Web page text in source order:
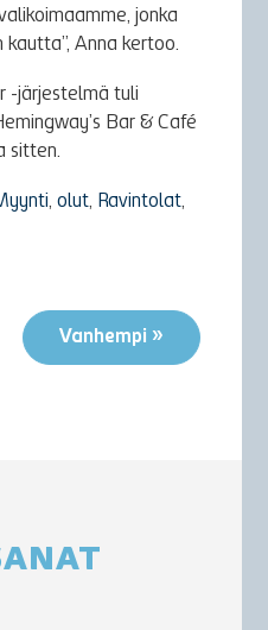
jonka
Anna kertoo.
-järjestelmä tuli
Bar & Café
sitten.
,olut, Ravintolat,
Vanhempi »